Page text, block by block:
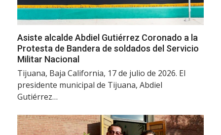
Asiste alcalde Abdiel Gutiérrez Coronado a la
Protesta de Bandera de soldados del Servicio
Militar Nacional
Tijuana, Baja California, 17 de julio de 2026. El
presidente municipal de Tijuana, Abdiel
Gutiérrez…